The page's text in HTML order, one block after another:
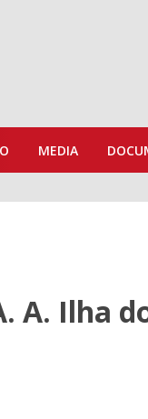
MEDIA
A. Ilha